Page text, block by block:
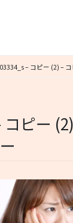
– コピー (2) –
ピー